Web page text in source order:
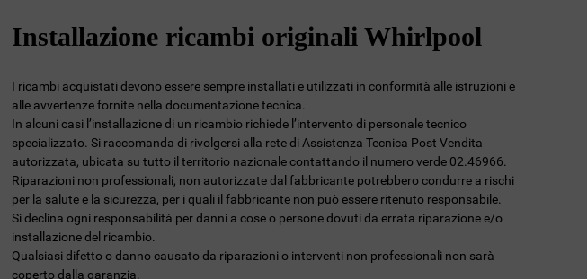
Installazione ricambi originali Whirlpool
I ricambi acquistati devono essere sempre installati e utilizzati in conformità alle istruzioni e
alle avvertenze fornite nella documentazione tecnica.
In alcuni casi l’installazione di un ricambio richiede l’intervento di personale tecnico
specializzato. Si raccomanda di rivolgersi alla rete di Assistenza Tecnica Post Vendita
autorizzata, ubicata su tutto il territorio nazionale contattando il numero verde 02.46966.
Riparazioni non professionali, non autorizzate dal fabbricante potrebbero condurre a rischi
per la salute e la sicurezza, per i quali il fabbricante non può essere ritenuto responsabile.
Si declina ogni responsabilità per danni a cose o persone dovuti da errata riparazione e/o
installazione del ricambio.
Qualsiasi difetto o danno causato da riparazioni o interventi non professionali non sarà
coperto dalla garanzia.